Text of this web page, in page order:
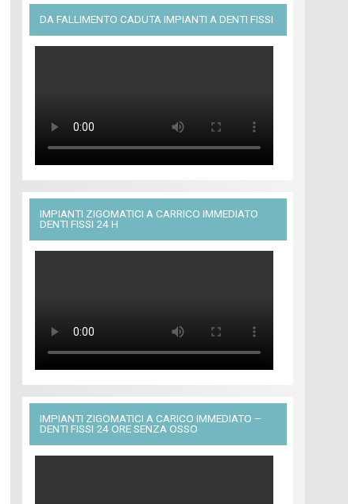
DA FALLIMENTO CADUTA IMPIANTI A DENTI FISSI
IMPIANTI ZIGOMATICI A CARRICO IMMEDIATO
DENTI FISSI 24 H
IMPIANTI ZIGOMATICI A CARICO IMMEDIATO –
DENTI FISSI 24 ORE SENZA OSSO